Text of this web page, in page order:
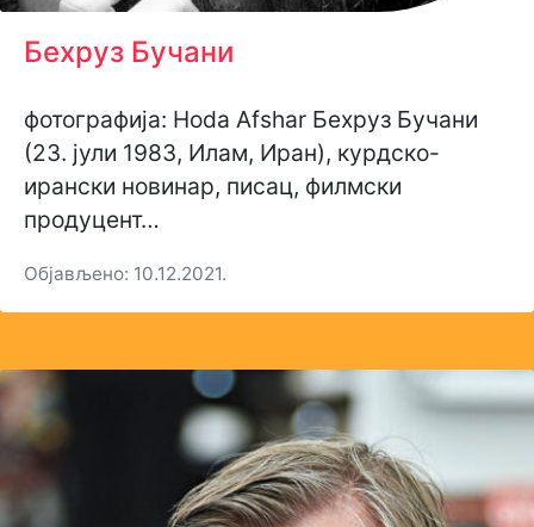
Бехруз Бучани
фотографија: Hoda Afshar Бехруз Бучани
(23. јули 1983, Илам, Иран), курдско-
ирански новинар, писац, филмски
продуцент…
Објављено: 10.12.2021.